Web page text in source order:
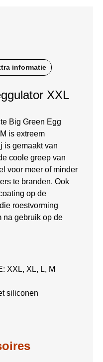
informatie
XXL
Big Green Egg
is extreem
is gemaakt van
coole greep van
voor meer of minder
te branden. Ook
op de
roestvorming
na gebruik op de
XXL, XL, L, M
siliconen